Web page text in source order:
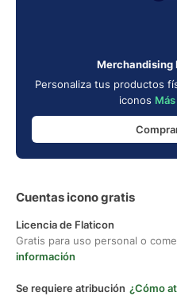
Merchandising
Personaliza tus productos
iconos
Cuentas icono gratis
Licencia de Flaticon
Gratis para uso personal o
información
Se requiere atribución ¿Cómo